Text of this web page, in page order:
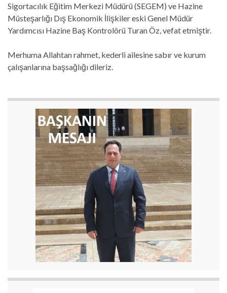
Sigortacılık Eğitim Merkezi Müdürü (SEGEM) ve Hazine
Müsteşarlığı Dış Ekonomik İlişkiler eski Genel Müdür
Yardımcısı Hazine Baş Kontrolörü Turan Öz, vefat etmiştir.
Merhuma Allahtan rahmet, kederli ailesine sabır ve kurum
çalışanlarına başsağlığı dileriz.